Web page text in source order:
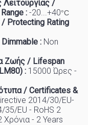
/
: -20...+40°C
Protecting Rating
: Non
Ζωής / Lifespan
: 1 5000 Ώρες -
/ Certificates &
2014/30/EU-
35/EU - RoHS 2
Χρόνια - 2 Years